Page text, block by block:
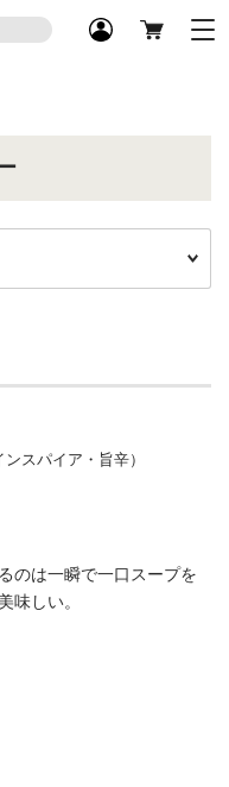
スパイア・旨辛）
のは一瞬で一口スープを
味しい。